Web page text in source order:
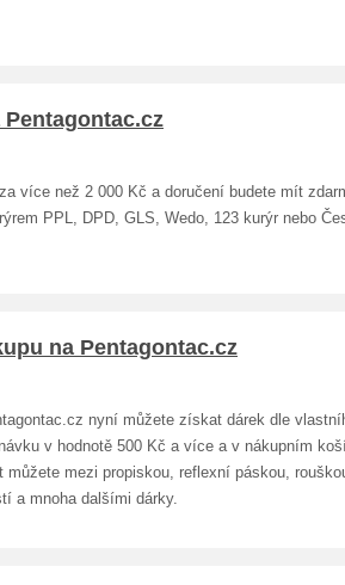
Pentagontac.cz
více než 2 000 Kč a doručení budete mít
PPL, DPD, GLS, Wedo, 123 kurýr nebo
na Pentagontac.cz
nyní můžete získat dárek dle
v hodnotě 500 Kč a více a v nákupním
můžete mezi propiskou, reflexní páskou,
a mnoha dalšími dárky.